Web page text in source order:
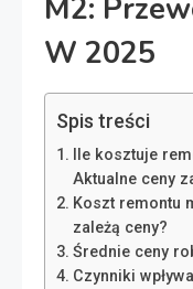
M2:
W 2025
Spis treści
Ile kosztuje
Aktualne ceny
Koszt remontu
zależą ceny?
Średnie ceny
Czynniki